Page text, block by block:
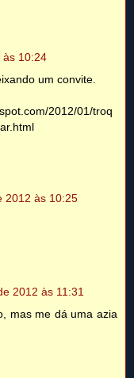
às 10:24
um convite.
2012/01/troq
2012 às 10:25
2012 às 11:31
mas me dá uma azia